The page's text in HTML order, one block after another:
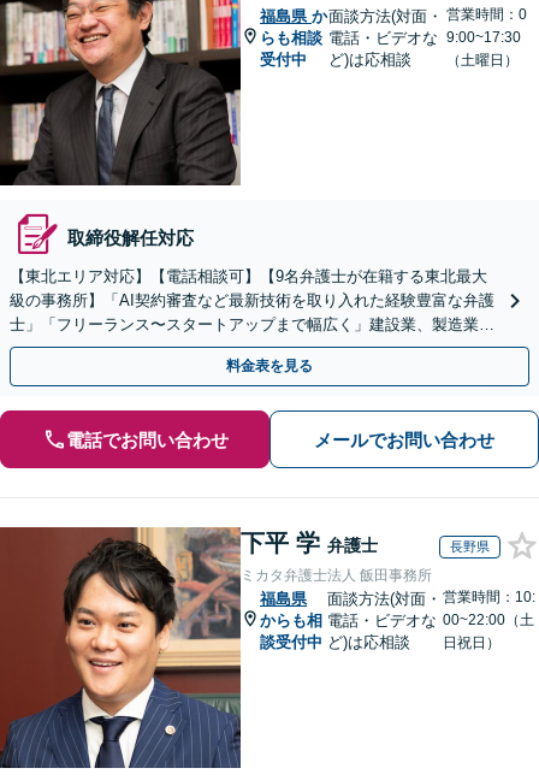
福島県 か
らも相談
受付中
面談方法(対面・
電話・ビデオな
ど)は応相談
営業時間：0
9:00~17:30
（土曜日）
取締役解任対応
【東北エリア対応】【電話相談可】【9名弁護士が在籍する東北最大
級の事務所】「AI契約審査など最新技術を取り入れた経験豊富な弁護
士」「フリーランス〜スタートアップまで幅広く」建設業、製造業、
不動産業、飲食業、IT業、介護・福祉など
料金表を見る
電話でお問い合わせ メールでお問い合わせ
下平 学 弁護士 長野県
ミカタ弁護士法人 飯田事務所
福島県
からも相
談受付中
面談方法(対面・
電話・ビデオな
ど)は応相談
営業時間：10:
00~22:00（土
日祝日）